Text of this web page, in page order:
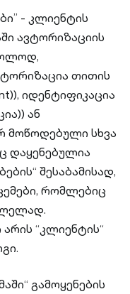
- კლიენტის
ავტორიზაციის
თითის
იდენტიფიკაცია
ან
მოწოდებული სხვა
დაყენებულია
შესაბამისად,
რომლებიც
“კლიენტის“
გამოყენების